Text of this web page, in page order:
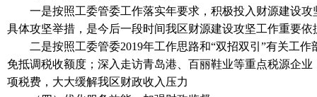
一是按照工委管委工作落实年要求，积极投入财源建设攻
具体攻坚举措，是今后一段时间我区财源建设攻坚工作重要依
二是按照工委管委2019年工作思路和“双招双引”有关工作
免抵调税收额度；深入走访青岛港、百丽鞋业等重点税源企
项税费，大大缓解我区财政收入压力